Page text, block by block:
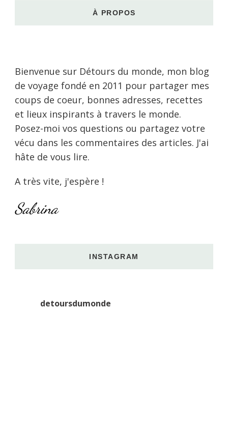
À PROPOS
Bienvenue sur Détours du monde, mon blog
de voyage fondé en 2011 pour partager mes
coups de coeur, bonnes adresses, recettes
et lieux inspirants à travers le monde.
Posez-moi vos questions ou partagez votre
vécu dans les commentaires des articles. J'ai
hâte de vous lire.
A très vite, j'espère !
Sabrina
INSTAGRAM
detoursdumonde